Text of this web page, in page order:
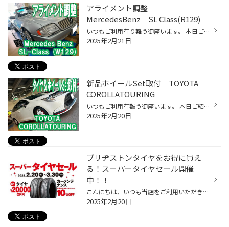
アライメント調整
MercedesBenz SL Class(R129)
いつもご利用有り難う御座います。 本日ご紹介はコチラ。 Mercedes Benz SL-Class (R129) です。 アライメント調整をご依頼頂けました。 測定結果は、 赤い所が多いです。 早速調整していきます。 調整箇所は ココと ココと、 ココと、 ココですね。 フロントはフル調整。 リアはトゥ角が調整出来そ...
2025年2月21日
新品ホイールSet取付 TOYOTA
COROLLATOURING
いつもご利用有難う御座います。 本日ご紹介はコチラ。 トヨタ カローラツーリング です。 新品ホイール＆タイヤセットを取付致しました。 交換前には19インチの大口径をセットされていました。 こちらもカッコイイのですが、新しいホイールにてイメチェンスタートです。 取付ナットも新調します。 ...
2025年2月20日
ブリヂストンタイヤをお得に買え
る！スーパータイヤセール開催
中！！
こんにちは、いつも当店をご利用いただきましてありがとうございます。 現在、コクピット・タイヤ館では、ブリヂストンタイヤをお得に買える！スーパータイヤセールを開催中です。 ブリヂストンのタイヤを4本ご購入で最大￥20,000 OFF！ タイヤをお得にご購入頂けるチャンスです！ 夏タイヤの交換や...
2025年2月20日